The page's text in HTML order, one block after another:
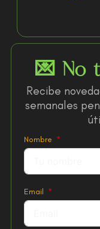
💌 No
Recibe
semanales
Nombre
Email